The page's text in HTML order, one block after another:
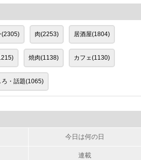
(2305) 肉(2253) 居酒屋(1804)
焼肉(1138) カフェ(1130)
ろ・話題(1065)
今日は何の日
連載